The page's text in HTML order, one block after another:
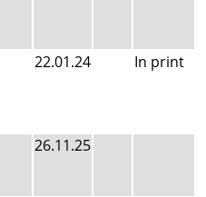
22.01.24 In print
26.11.25